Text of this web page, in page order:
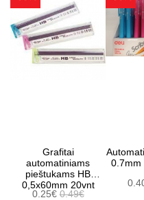
Grafitai
automatiniams
pieštukams HB
0,5x60mm 20vnt
0.25€0.49€
0.7mm